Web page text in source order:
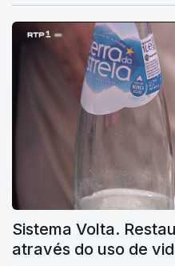
Sistema Volta.
através do uso de